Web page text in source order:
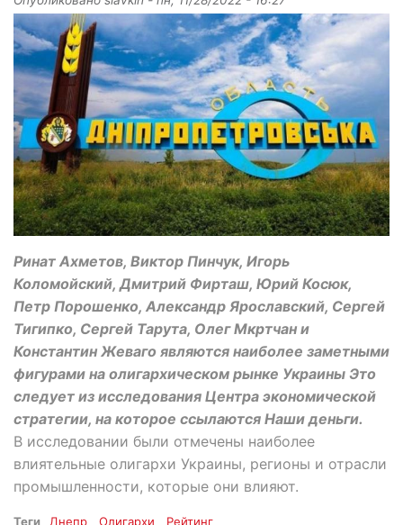
Ринат Ахметов, Виктор Пинчук, Игорь
Коломойский, Дмитрий Фирташ, Юрий Косюк,
Петр Порошенко, Александр Ярославский, Сергей
Тигипко, Сергей Тарута, Олег Мкртчан и
Константин Жеваго являются наиболее заметными
фигурами на олигархическом рынке Украины Это
следует из исследования Центра экономической
стратегии, на которое ссылаются Наши деньги.
В исследовании были отмечены наиболее
влиятельные олигархи Украины, регионы и отрасли
промышленности, которые они влияют.
Теги Днепр Олигархи Рейтинг